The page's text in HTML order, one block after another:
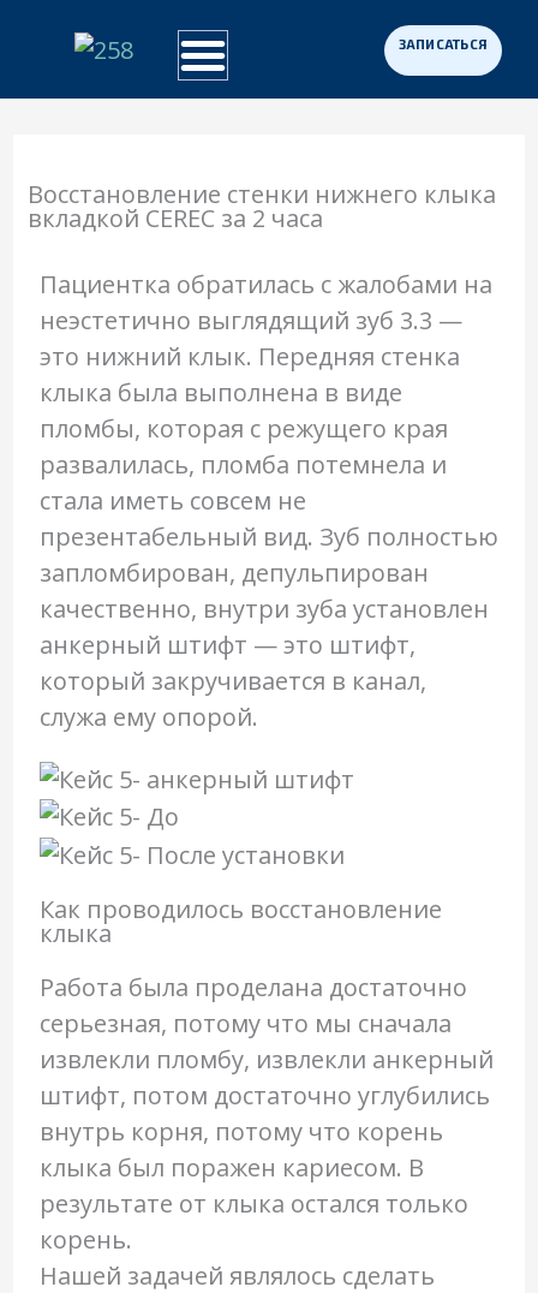
Восстановление стенки нижнего клыка
вкладкой CEREC за 2 часа
Пациентка обратилась с жалобами на
неэстетично выглядящий зуб 3.3 —
это нижний клык. Передняя стенка
клыка была выполнена в виде
пломбы, которая с режущего края
развалилась, пломба потемнела и
стала иметь совсем не
презентабельный вид. Зуб полностью
запломбирован, депульпирован
качественно, внутри зуба установлен
анкерный штифт — это штифт,
который закручивается в канал,
служа ему опорой.
Как проводилось восстановление
клыка
Работа была проделана достаточно
серьезная, потому что мы сначала
извлекли пломбу, извлекли анкерный
штифт, потом достаточно углубились
внутрь корня, потому что корень
клыка был поражен кариесом. В
результате от клыка остался только
корень.
Нашей задачей являлось сделать